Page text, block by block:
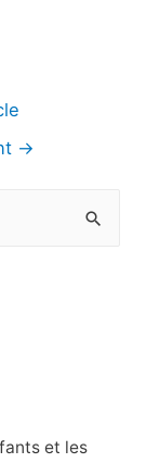
→
et les